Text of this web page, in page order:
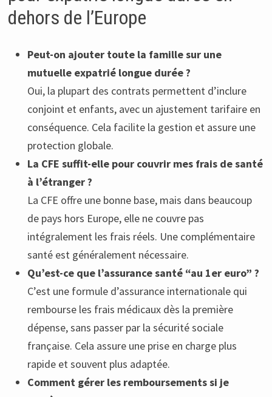
dehors de l’Europe
Peut-on ajouter toute la famille sur une
mutuelle expatrié longue durée ?
Oui, la plupart des contrats permettent d’inclure
conjoint et enfants, avec un ajustement tarifaire en
conséquence. Cela facilite la gestion et assure une
protection globale.
La CFE suffit-elle pour couvrir mes frais de santé
à l’étranger ?
La CFE offre une bonne base, mais dans beaucoup
de pays hors Europe, elle ne couvre pas
intégralement les frais réels. Une complémentaire
santé est généralement nécessaire.
Qu’est-ce que l’assurance santé “au 1er euro” ?
C’est une formule d’assurance internationale qui
rembourse les frais médicaux dès la première
dépense, sans passer par la sécurité sociale
française. Cela assure une prise en charge plus
rapide et souvent plus adaptée.
Comment gérer les remboursements si je